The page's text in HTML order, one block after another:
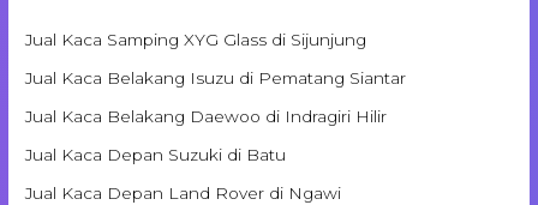
Jual Kaca Samping XYG Glass di Sijunjung
Jual Kaca Belakang Isuzu di Pematang Siantar
Jual Kaca Belakang Daewoo di Indragiri Hilir
Jual Kaca Depan Suzuki di Batu
Jual Kaca Depan Land Rover di Ngawi